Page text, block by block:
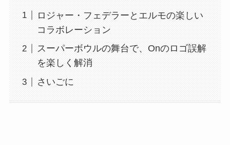
ロジャー・フェデラーとエルモの楽しい
コラボレーション
スーパーボウルの舞台で、Onのロゴ誤解
を楽しく解消
さいごに